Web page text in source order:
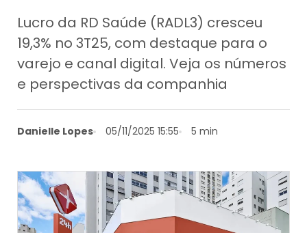
Lucro da RD Saúde (RADL3) cresceu
19,3% no 3T25, com destaque para o
varejo e canal digital. Veja os números
e perspectivas da companhia
Danielle Lopes 05/11/2025 15:55 5 min